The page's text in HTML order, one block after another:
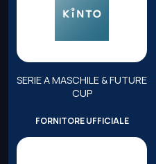
SERIE A MASCHILE & FUTURE
CUP
FORNITORE UFFICIALE